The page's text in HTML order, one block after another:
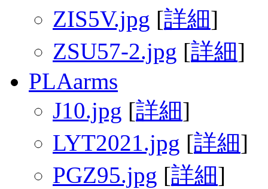
ZIS5V.jpg [詳細]
ZSU57-2.jpg [詳細]
PLAarms
J10.jpg [詳細]
LYT2021.jpg [詳細]
PGZ95.jpg [詳細]